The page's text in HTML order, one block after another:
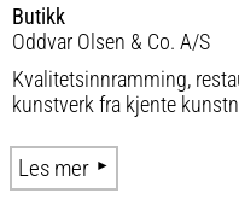
Butikk
Oddvar Olsen & Co. A/S
Kvalitetsinnramming,
kunstverk fra kjente
Les mer